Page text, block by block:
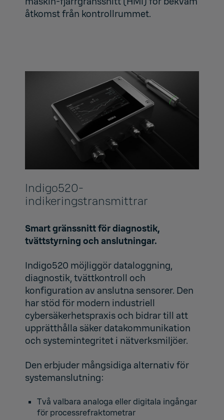
åtkomst från kontrollrummet.
Indigo520-
indikeringstransmittrar
Smart gränssnitt för diagnostik,
tvättstyrning och anslutningar.
Indigo520 möjliggör dataloggning,
diagnostik, tvättkontroll och
konfiguration av anslutna sensorer. Den
har stöd för modern industriell
cybersäkerhetspraxis och bidrar till att
upprätthålla säker datakommunikation
och systemintegritet i nätverksmiljöer.
Den erbjuder mångsidiga alternativ för
systemanslutning:
Två valbara analoga eller digitala ingångar
för processrefraktometrar